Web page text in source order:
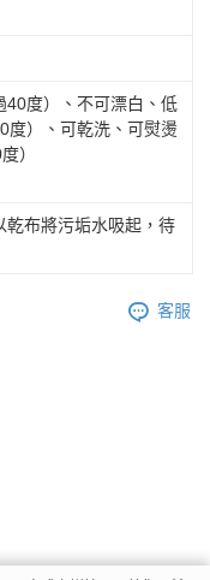
40度）、不可漂白、低
度）、可乾洗、可熨燙
）
乾布將污垢水吸起，待
客服